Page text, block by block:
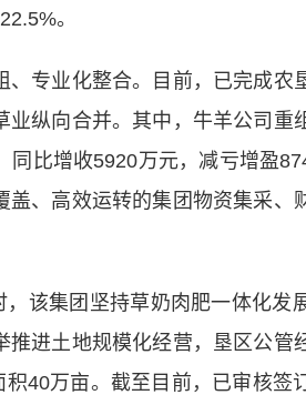
。
专业化整合。目前，已完成农
纵向合并。其中，牛羊公司重
比增收5920万元，减亏增盈
、高效运转的集团物资集采、
该集团坚持草奶肉肥一体化发
进土地规模化经营，垦区公管
40万亩。截至目前，已审核签